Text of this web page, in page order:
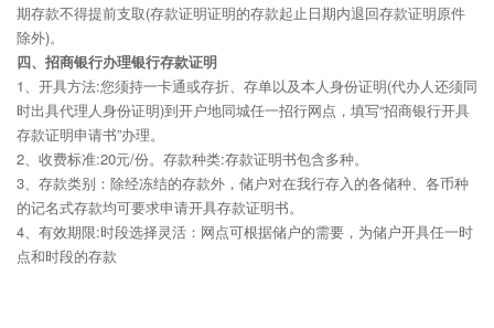
期存款不得提前支取(存款证明证明的存款起止日期内退回存款证明原件
除外)。
四、招商银行办理银行存款证明
1、开具方法:您须持一卡通或存折、存单以及本人身份证明(代办人还须同
时出具代理人身份证明)到开户地同城任一招行网点，填写“招商银行开具
存款证明申请书”办理。
2、收费标准:20元/份。存款种类:存款证明书包含多种。
3、存款类别：除经冻结的存款外，储户对在我行存入的各储种、各币种
的记名式存款均可要求申请开具存款证明书。
4、有效期限:时段选择灵活：网点可根据储户的需要，为储户开具任一时
点和时段的存款